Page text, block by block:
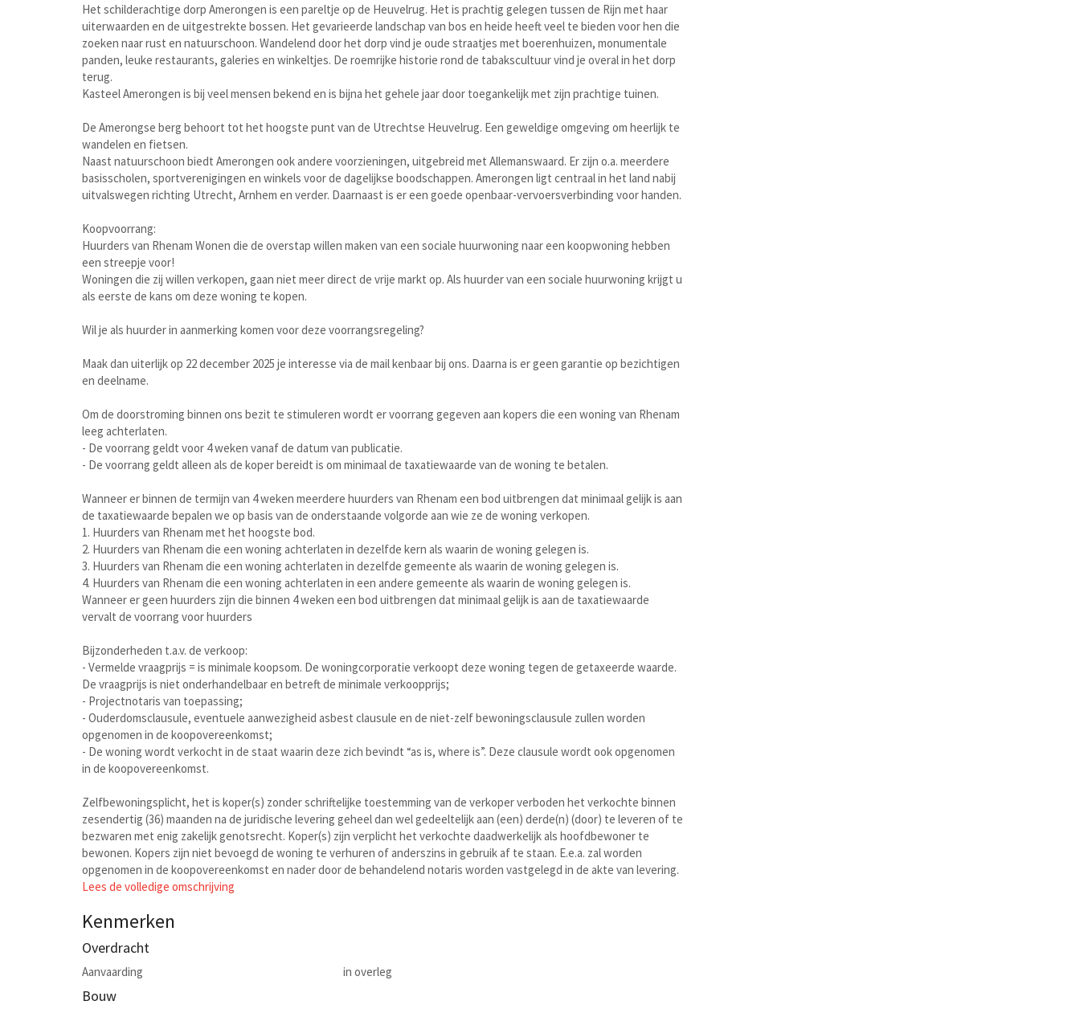
Het schilderachtige dorp Amerongen is een pareltje op de Heuvelrug. Het is prachtig gelegen tussen de Rijn met haar
uiterwaarden en de uitgestrekte bossen. Het gevarieerde landschap van bos en heide heeft veel te bieden voor hen die
zoeken naar rust en natuurschoon. Wandelend door het dorp vind je oude straatjes met boerenhuizen, monumentale
panden, leuke restaurants, galeries en winkeltjes. De roemrijke historie rond de tabakscultuur vind je overal in het dorp
terug.
Kasteel Amerongen is bij veel mensen bekend en is bijna het gehele jaar door toegankelijk met zijn prachtige tuinen.
De Amerongse berg behoort tot het hoogste punt van de Utrechtse Heuvelrug. Een geweldige omgeving om heerlijk te
wandelen en fietsen.
Naast natuurschoon biedt Amerongen ook andere voorzieningen, uitgebreid met Allemanswaard. Er zijn o.a. meerdere
basisscholen, sportverenigingen en winkels voor de dagelijkse boodschappen. Amerongen ligt centraal in het land nabij
uitvalswegen richting Utrecht, Arnhem en verder. Daarnaast is er een goede openbaar-vervoersverbinding voor handen.
Koopvoorrang:
Huurders van Rhenam Wonen die de overstap willen maken van een sociale huurwoning naar een koopwoning hebben
een streepje voor!
Woningen die zij willen verkopen, gaan niet meer direct de vrije markt op. Als huurder van een sociale huurwoning krijgt u
als eerste de kans om deze woning te kopen.
Wil je als huurder in aanmerking komen voor deze voorrangsregeling?
Maak dan uiterlijk op 22 december 2025 je interesse via de mail kenbaar bij ons. Daarna is er geen garantie op bezichtigen
en deelname.
Om de doorstroming binnen ons bezit te stimuleren wordt er voorrang gegeven aan kopers die een woning van Rhenam
leeg achterlaten.
- De voorrang geldt voor 4 weken vanaf de datum van publicatie.
- De voorrang geldt alleen als de koper bereidt is om minimaal de taxatiewaarde van de woning te betalen.
Wanneer er binnen de termijn van 4 weken meerdere huurders van Rhenam een bod uitbrengen dat minimaal gelijk is aan
de taxatiewaarde bepalen we op basis van de onderstaande volgorde aan wie ze de woning verkopen.
1. Huurders van Rhenam met het hoogste bod.
2. Huurders van Rhenam die een woning achterlaten in dezelfde kern als waarin de woning gelegen is.
3. Huurders van Rhenam die een woning achterlaten in dezelfde gemeente als waarin de woning gelegen is.
4. Huurders van Rhenam die een woning achterlaten in een andere gemeente als waarin de woning gelegen is.
Wanneer er geen huurders zijn die binnen 4 weken een bod uitbrengen dat minimaal gelijk is aan de taxatiewaarde
vervalt de voorrang voor huurders
Bijzonderheden t.a.v. de verkoop:
- Vermelde vraagprijs = is minimale koopsom. De woningcorporatie verkoopt deze woning tegen de getaxeerde waarde.
De vraagprijs is niet onderhandelbaar en betreft de minimale verkoopprijs;
- Projectnotaris van toepassing;
- Ouderdomsclausule, eventuele aanwezigheid asbest clausule en de niet-zelf bewoningsclausule zullen worden
opgenomen in de koopovereenkomst;
- De woning wordt verkocht in de staat waarin deze zich bevindt “as is, where is”. Deze clausule wordt ook opgenomen
in de koopovereenkomst.
Zelfbewoningsplicht, het is koper(s) zonder schriftelijke toestemming van de verkoper verboden het verkochte binnen
zesendertig (36) maanden na de juridische levering geheel dan wel gedeeltelijk aan (een) derde(n) (door) te leveren of te
bezwaren met enig zakelijk genotsrecht. Koper(s) zijn verplicht het verkochte daadwerkelijk als hoofdbewoner te
bewonen. Kopers zijn niet bevoegd de woning te verhuren of anderszins in gebruik af te staan. E.e.a. zal worden
opgenomen in de koopovereenkomst en nader door de behandelend notaris worden vastgelegd in de akte van levering.
Lees de volledige omschrijving
Kenmerken
Overdracht
Aanvaarding in overleg
Bouw